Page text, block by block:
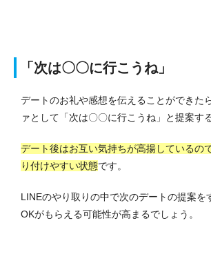
「次は〇〇に行こうね」
デートのお礼や感想を伝えることができた
ァとして「次は〇〇に行こうね」と提案す
デート後はお互い気持ちが高揚しているの
り付けやすい状態です。
LINEのやり取りの中で次のデートの提案を
OKがもらえる可能性が高まるでしょう。